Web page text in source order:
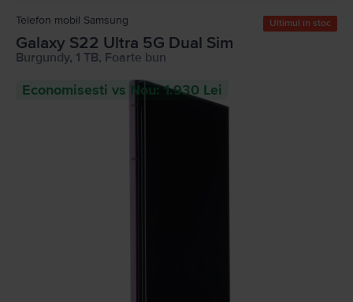
Telefon mobil Samsung Ultimul în stoc
Galaxy S22 Ultra 5G Dual Sim
Burgundy, 1 TB, Foarte bun
Economisesti vs Nou: 1.930 Lei